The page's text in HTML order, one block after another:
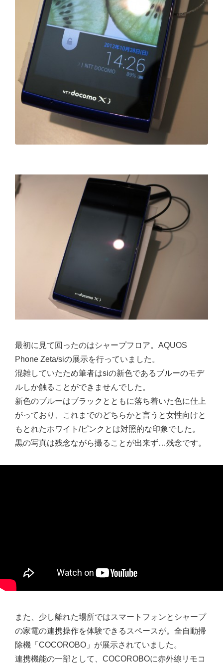
最初に見て回ったのはシャープフロア。AQUOS
Phone Zeta/siの展示を行っていました。
混雑していたため筆者はsiの新色であるブルーのモデ
ルしか触ることができませんでした。
新色のブルーはブラックとともに落ち着いた色に仕上
がっており、これまでのどちらかと言うと女性向けと
もとれたホワイト/ピンクとは対照的な印象でした。
黒の写真は残念ながら撮ることが出来ず…残念です。
また、少し離れた場所ではスマートフォンとシャープ
の家電の連携操作を体験できるスペースが。全自動掃
除機「COCOROBO」が展示されていました。
連携機能の一部として、COCOROBOに赤外線リモコ